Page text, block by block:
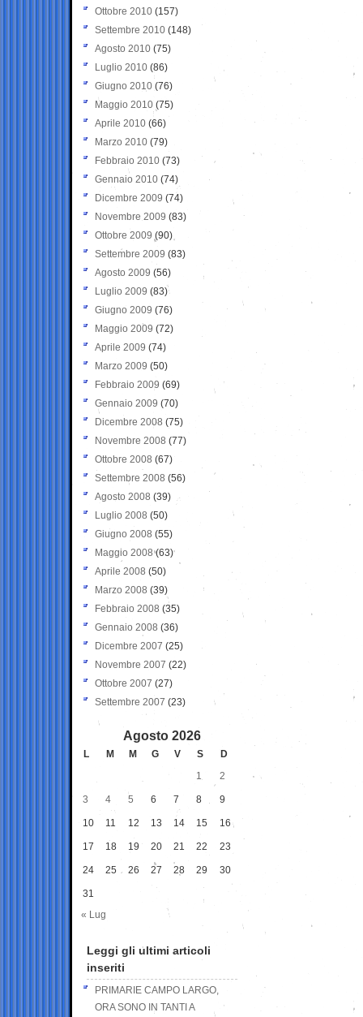
Ottobre 2010 (157)
Settembre 2010 (148)
Agosto 2010 (75)
Luglio 2010 (86)
Giugno 2010 (76)
Maggio 2010 (75)
Aprile 2010 (66)
Marzo 2010 (79)
Febbraio 2010 (73)
Gennaio 2010 (74)
Dicembre 2009 (74)
Novembre 2009 (83)
Ottobre 2009 (90)
Settembre 2009 (83)
Agosto 2009 (56)
Luglio 2009 (83)
Giugno 2009 (76)
Maggio 2009 (72)
Aprile 2009 (74)
Marzo 2009 (50)
Febbraio 2009 (69)
Gennaio 2009 (70)
Dicembre 2008 (75)
Novembre 2008 (77)
Ottobre 2008 (67)
Settembre 2008 (56)
Agosto 2008 (39)
Luglio 2008 (50)
Giugno 2008 (55)
Maggio 2008(63)
Aprile 2008 (50)
Marzo 2008 (39)
Febbraio 2008 (35)
Gennaio 2008 (36)
Dicembre 2007 (25)
Novembre 2007 (22)
Ottobre 2007 (27)
Settembre 2007 (23)
Agosto 2026
L M M G V S
D
1
2
3 4 5 6 7 8 9
10 11 12 13 14 15 16
17 18 19 20 21 22 23
24 25 26 27 28 29 30
31
« Lug
Leggi gli ultimi articoli
inseriti
PRIMARIE CAMPO LARGO,
ORA SONO IN TANTI A